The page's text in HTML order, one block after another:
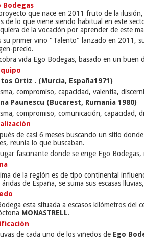
Bodegas
que nace en 2011 fruto de la
de lo que viene siendo habitual en este
de la vocación por aprender de este
su primer vino "Talento" lanzado en 2011,
precio.
vida Ego Bodegas, basado en un
Ortiz . (Murcia, España1971)
compromiso, capacidad, valentía,
Paunescu (Bucarest, Rumania 1980)
compromiso, comunicación,
de casi 6 meses buscando un sitio
reunía lo que buscaban.
fascinante donde se erige Ego
de la región es de tipo continental
áridas de España, se suma sus escasas
esta situada a escasos kilómetros del
MONASTRELL.
de cada uno de los viñedos de Ego